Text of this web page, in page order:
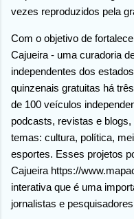
vezes reproduzidos pela
Com o objetivo de
Cajueira - uma curadoria
independentes dos
quinzenais gratuitas há
de 100 veículos
podcasts, revistas e
temas: cultura, política,
esportes. Esses projetos
Cajueira https://
interativa que é uma
jornalistas e